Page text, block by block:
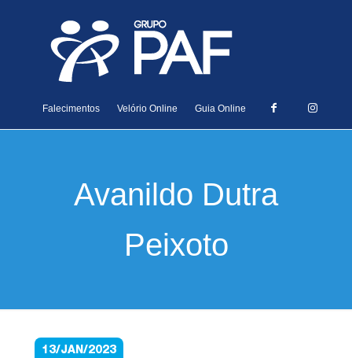
Falecimentos Velório Online Guia Online
Avanildo Dutra
Peixoto
13/JAN/2023